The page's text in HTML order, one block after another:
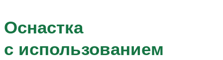
Оснастка
с использованием